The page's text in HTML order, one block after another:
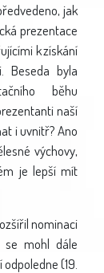
jak
prezentace
k získání
Beseda byla
běhu
naší
i uvnitř? Ano
výchovy,
je lepší mít
nominaci
mohl dále
(19.